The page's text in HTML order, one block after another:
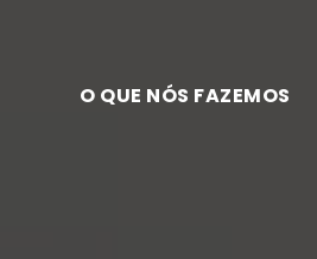
O QUE NÓS FAZEMOS